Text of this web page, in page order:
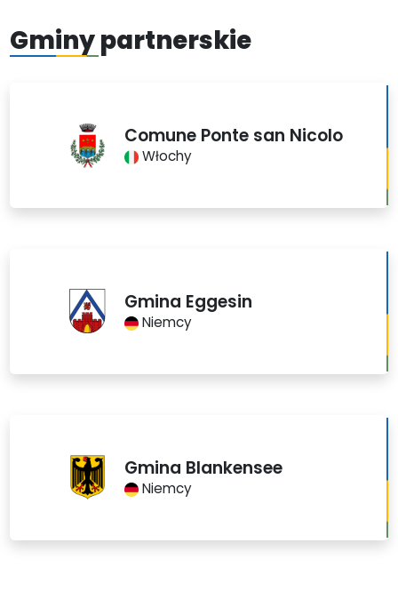
Gminy partnerskie
Comune Ponte san Nicolo
Włochy
Gmina Eggesin
Niemcy
Gmina Blankensee
Niemcy